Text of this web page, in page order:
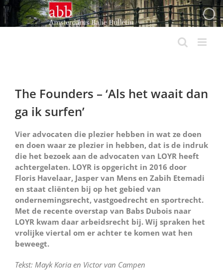
Ga
naar
inhoud
The Founders – ‘Als het waait dan
ga ik surfen’
Vier advocaten die plezier hebben in wat ze doen
en doen waar ze plezier in hebben, dat is de indruk
die het bezoek aan de advocaten van LOYR heeft
achtergelaten. LOYR is opgericht in 2016 door
Floris Havelaar, Jasper van Mens en Zabih Etemadi
en staat cliënten bij op het gebied van
ondernemingsrecht, vastgoedrecht en sportrecht.
Met de recente overstap van Babs Dubois naar
LOYR kwam daar arbeidsrecht bij. Wij spraken het
vrolijke viertal om er achter te komen wat hen
beweegt.
Tekst: Mayk Koria en Victor van Campen